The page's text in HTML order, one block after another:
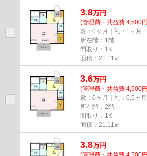
3.8万円
(管理費・共益費 4,500
敷：0ヶ月｜礼：1ヶ月
所在階：1階
間取り：1K
面積：21.11㎡
3.6万円
(管理費・共益費 4,500
敷：0ヶ月｜礼：0.5ヶ月
所在階：2階
間取り：1K
面積：21.11㎡
3.8万円